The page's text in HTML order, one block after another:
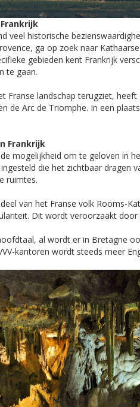
veel historische
ga op zoek naar
gebieden kent Frankrijk
te gaan.
Franse landschap terugziet,
de Arc de Triomphe. In een
Frankrijk
mogelijkheid om te geloven in
die het zichtbaar dragen
ruimtes.
van het Franse volk Rooms-
Dit wordt veroorzaakt
al wordt er in Bretagne
kantoren wordt steeds meer